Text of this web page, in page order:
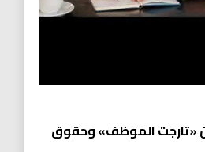
«تارجت الموظف» وحقوق